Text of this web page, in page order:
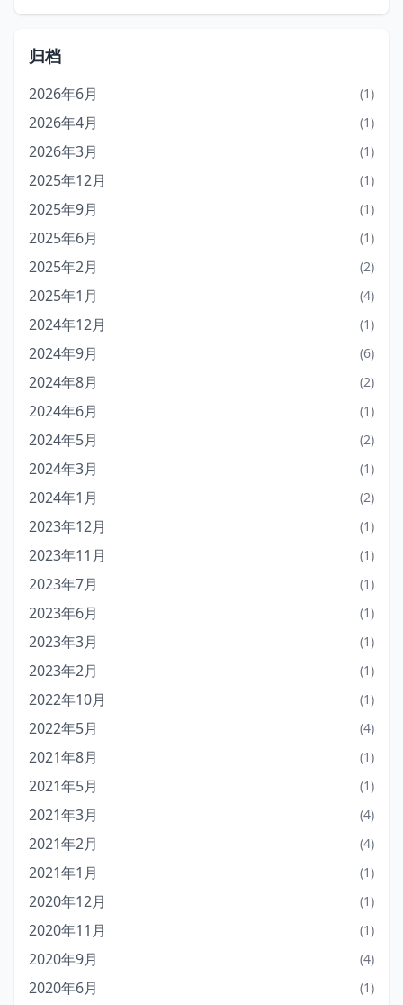
归档
2026年6月 (1)
2026年4月 (1)
2026年3月 (1)
2025年12月 (1)
2025年9月 (1)
2025年6月 (1)
2025年2月 (2)
2025年1月 (4)
2024年12月 (1)
2024年9月 (6)
2024年8月 (2)
2024年6月 (1)
2024年5月 (2)
2024年3月 (1)
2024年1月 (2)
2023年12月 (1)
2023年11月 (1)
2023年7月 (1)
2023年6月 (1)
2023年3月 (1)
2023年2月 (1)
2022年10月 (1)
2022年5月 (4)
2021年8月 (1)
2021年5月 (1)
2021年3月 (4)
2021年2月 (4)
2021年1月 (1)
2020年12月 (1)
2020年11月 (1)
2020年9月 (4)
2020年6月 (1)